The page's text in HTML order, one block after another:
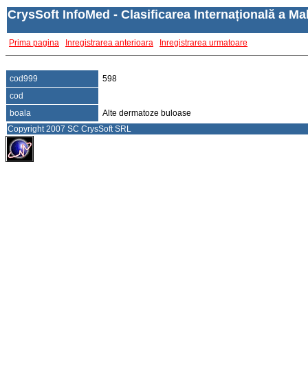
CrysSoft InfoMed - Clasificarea Internațională a
Prima pagina Inregistrarea anterioara Inregistrarea urmatoare
cod999
598
cod
boala
Alte dermatoze buloase
Copyright 2007 SC CrysSoft SRL